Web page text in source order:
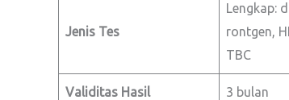
Jenis Tes
Lengkap:
rontgen,
TBC
Validitas Hasil 3 bulan